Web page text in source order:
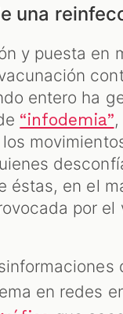
una
y puesta en
entero ha
“infodemia”
éstas, en el
por el
en redes